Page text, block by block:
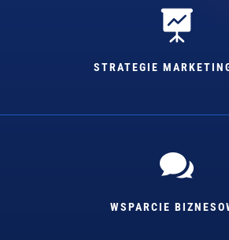

STRATEGIE

WSPARCIE